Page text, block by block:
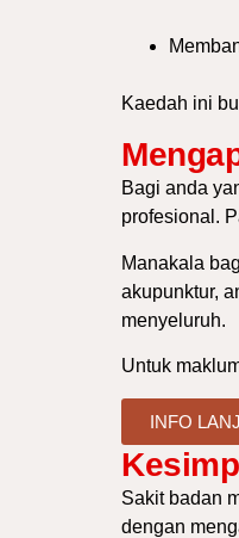
Kaedah ini
Bagi anda
profesional.
Manakala
akupunktur,
menyeluruh.
Untuk
INFO
Sakit badan
dengan